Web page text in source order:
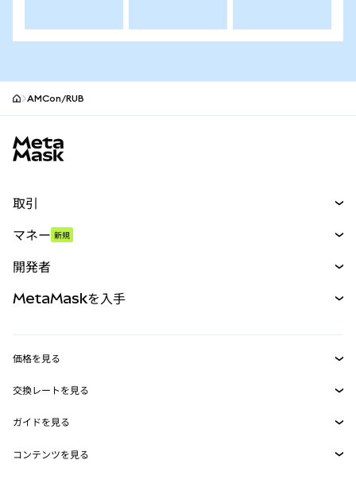
AMCon/RUB
取引
パーペチュアル
RWA
マネー 新規
開発者
MetaMask Connect
Snaps
Web3サービス
MetaMaskを入手
セキュリティ
サポート
価格を見る
イーサリアムの価格
Solanaの価格
交換レートを見る
ETH→USD
USDT→INR
ガイドを見る
ETHの購入
コンテンツを見る